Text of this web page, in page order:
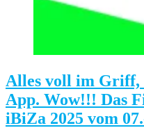
Alles voll im Griff,
App. Wow!!! Das
iBiZa 2025 vom